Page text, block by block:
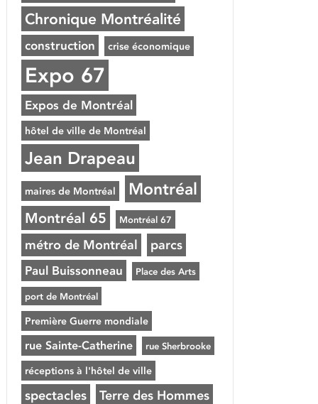
Chronique Montréalité
construction crise économique
Expo 67
Expos de Montréal
hôtel de ville de Montréal
Jean Drapeau
maires de Montréal Montréal
Montréal 65 Montréal 67
métro de Montréal parcs
Paul Buissonneau Place des Arts
port de Montréal
Première Guerre mondiale
rue Sainte-Catherine rue Sherbrooke
réceptions à l'hôtel de ville
spectacles Terre des Hommes